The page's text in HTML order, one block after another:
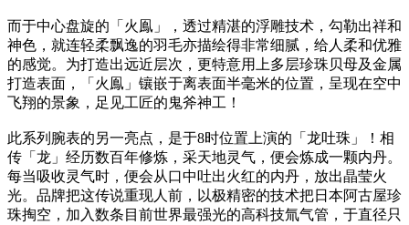
而于中心盘旋的「火鳯」，透过精湛的浮雕技术，勾勒出祥和
神色，就连轻柔飘逸的羽毛亦描绘得非常细腻，给人柔和优雅
的感觉。为打造出远近层次，更特意用上多层珍珠贝母及金属
打造表面，「火鳯」镶嵌于离表面半毫米的位置，呈现在空中
飞翔的景象，足见工匠的鬼斧神工！
此系列腕表的另一亮点，是于8时位置上演的「龙吐珠」！相
传「龙」经历数百年修炼，采天地灵气，便会炼成一颗内丹。
每当吸收灵气时，便会从口中吐出火红的内丹，放出晶莹火
光。品牌把这传说重现人前，以极精密的技术把日本阿古屋珍
珠掏空，加入数条目前世界最强光的高科技氚气管，于直径只